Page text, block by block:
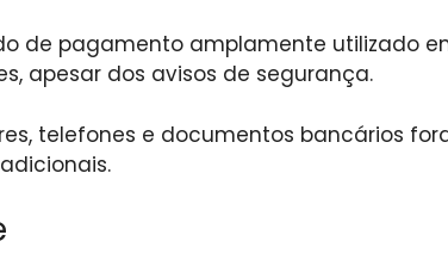
de pagamento amplamente utilizado
apesar dos avisos de segurança.
telefones e documentos bancários